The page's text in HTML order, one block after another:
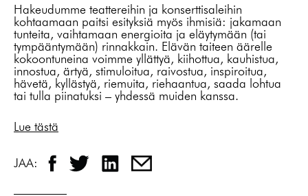
Hakeudumme teattereihin ja konserttisaleihin
kohtaamaan paitsi esityksiä myös ihmisiä: jakamaan
tunteita, vaihtamaan energioita ja eläytymään (tai
tympääntymään) rinnakkain. Elävän taiteen äärelle
kokoontuneina voimme yllättyä, kiihottua, kauhistua,
innostua, ärtyä, stimuloitua, raivostua, inspiroitua,
hävetä, kyllästyä, riemuita, riehaantua, saada lohtua
tai tulla piinatuksi – yhdessä muiden kanssa.
Lue tästä
JAA: